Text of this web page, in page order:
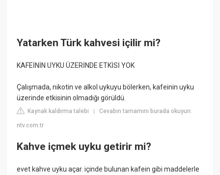
Yatarken Türk kahvesi içilir mi?
KAFEİNİN UYKU ÜZERİNDE ETKİSİ YOK
Çalışmada, nikotin ve alkol uykuyu bölerken, kafeinin uyku
üzerinde etkisinin olmadığı görüldü.
Kaynak kaldırma talebi |Cevabın tamamını burada okuyun:
ntv.com.tr
Kahve içmek uyku getirir mi?
evet kahve uyku açar. içinde bulunan kafein gibi maddelerle